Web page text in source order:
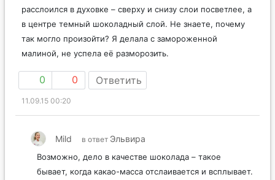
расслоился в духовке – сверху и снизу слои посветлее, а
в центре темный шоколадный слой. Не знаете, почему
так могло произойти? Я делала с замороженной
малиной, не успела её разморозить.
0 0 Ответить
11.09.15 00:20
Mild в ответ Эльвира
Возможно, дело в качестве шоколада – такое
бывает, когда какао-масса отслаивается и всплывает.